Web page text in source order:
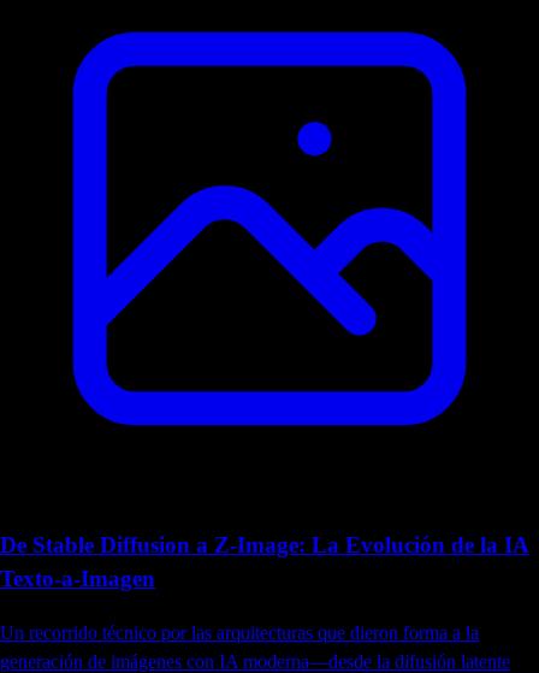
De Stable Diffusion a Z-Image: La Evolución de la IA
Texto-a-Imagen
Un recorrido técnico por las arquitecturas que dieron forma a la
generación de imágenes con IA moderna—desde la difusión latente